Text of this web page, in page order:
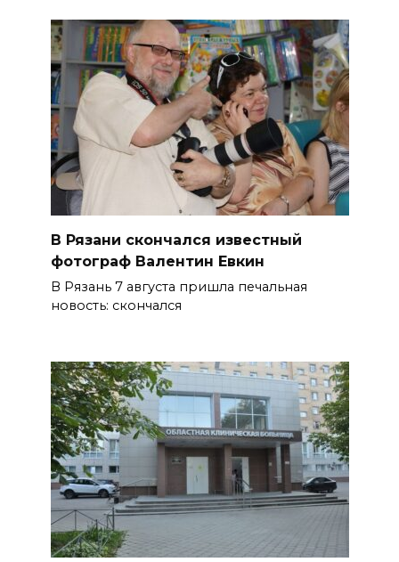
В Рязани скончался известный
фотограф Валентин Евкин
В Рязань 7 августа пришла печальная
новость: скончался